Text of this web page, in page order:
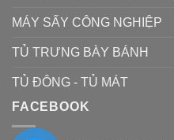
MÁY SẤY CÔNG NGHIỆP
TỦ TRƯNG BÀY BÁNH
TỦ ĐÔNG - TỦ MÁT
FACEBOOK